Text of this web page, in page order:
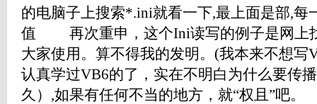
的电脑子上搜索*.ini就看一下,最上面是部,每
值 再次重申，这个Ini读写的例子是网上
大家使用。算不得我的发明。(我本来不想写
认真学过VB6的了，实在不明白为什么要传
久）,如果有任何不当的地方，就“权且”吧。